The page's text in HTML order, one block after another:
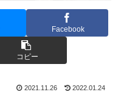
Facebook
コピー
2021.11.26 2022.01.24